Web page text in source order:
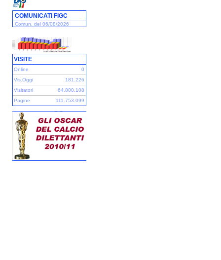
COMUNICATI FIGC
Comun. del 06/08/2026
VISITE
Online
0
Vis.Oggi
181.226
Visitatori
64.800.108
Pagine
111.753.099